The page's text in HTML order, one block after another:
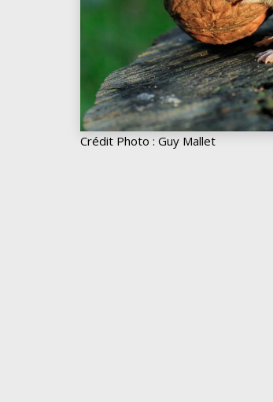
Crédit Photo : Guy Mallet